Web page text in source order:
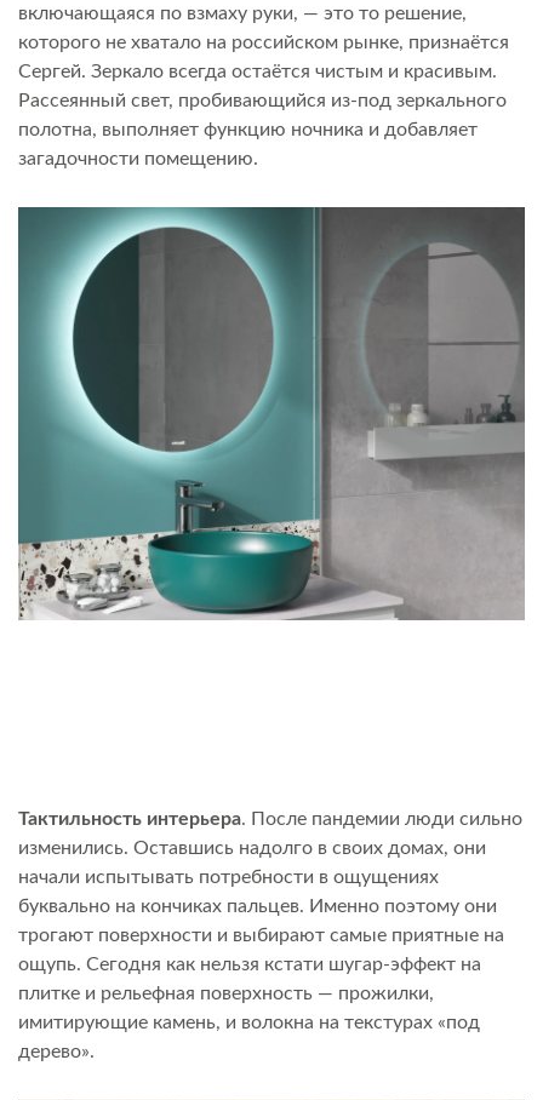
включающаяся по взмаху руки, — это то решение,
которого не хватало на российском рынке, признаётся
Сергей. Зеркало всегда остаётся чистым и красивым.
Рассеянный свет, пробивающийся из-под зеркального
полотна, выполняет функцию ночника и добавляет
загадочности помещению.
Тактильность интерьера. После пандемии люди сильно
изменились. Оставшись надолго в своих домах, они
начали испытывать потребности в ощущениях
буквально на кончиках пальцев. Именно поэтому они
трогают поверхности и выбирают самые приятные на
ощупь. Сегодня как нельзя кстати шугар-эффект на
плитке и рельефная поверхность — прожилки,
имитирующие камень, и волокна на текстурах «под
дерево».